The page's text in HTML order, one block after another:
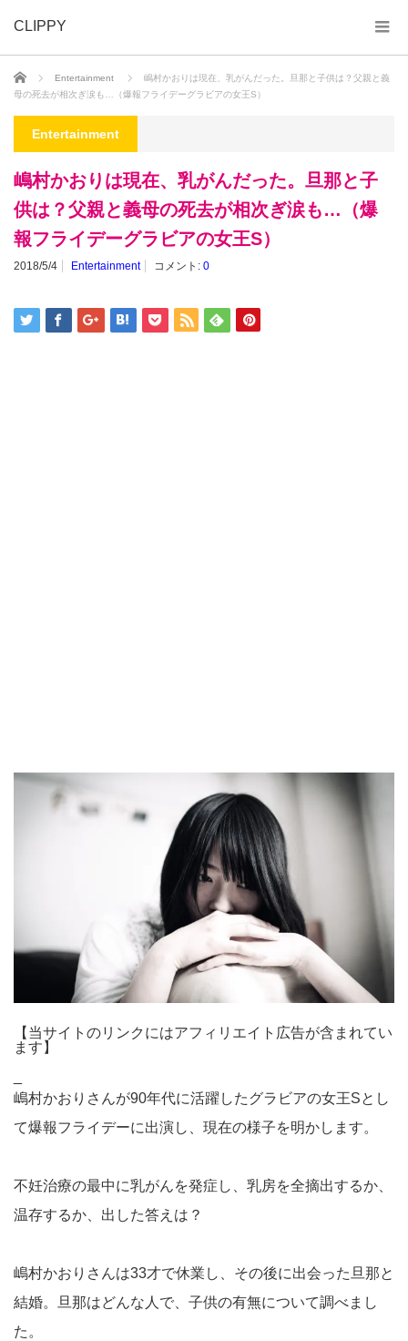
CLIPPY
ホーム Entertainment
嶋村かおりは現在、乳がんだった。旦那と子供は？父親と義
母の死去が相次ぎ涙も…（爆報フライデーグラビアの女王S）
Entertainment
嶋村かおりは現在、乳がんだった。旦那と子
供は？父親と義母の死去が相次ぎ涙も…（爆
報フライデーグラビアの女王S）
2018/5/4 Entertainment コメント: 0
【当サイトのリンクにはアフィリエイト広告が含まれてい
ます】
嶋村かおりさんが90年代に活躍したグラビアの女王Sとし
て爆報フライデーに出演し、現在の様子を明かします。
不妊治療の最中に乳がんを発症し、乳房を全摘出するか、
温存するか、出した答えは？
嶋村かおりさんは33才で休業し、その後に出会った旦那と
結婚。旦那はどんな人で、子供の有無について調べまし
た。